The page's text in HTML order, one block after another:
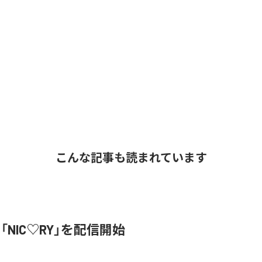
こんな記事も読まれています
NIC♡RY」を配信開始